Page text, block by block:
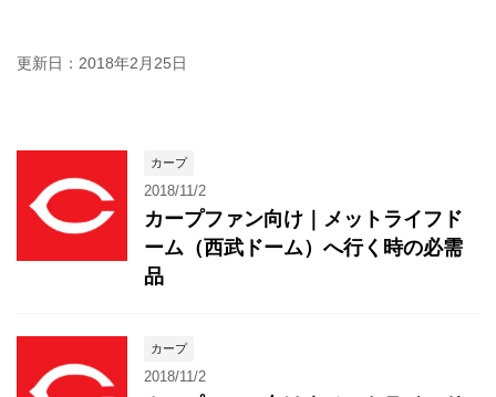
更新日： 2018年2月25日
カープ
2018/11/2
カープファン向け｜メットライフド
ーム（西武ドーム）へ行く時の必需
品
カープ
2018/11/2